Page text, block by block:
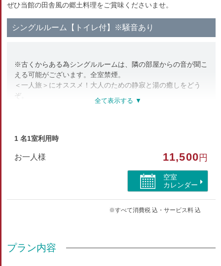
ぜひ当館の田舎風の郷土料理をご賞味くださいませ。
シングルルーム【トイレ付】※騒音あり
※古くからある為シングルルームは、隣の部屋からの音が聞こ
える可能がございます。全室禁煙。
＜一人旅＞にオススメ！大人のための静寂と湯の癒しをどう
ぞ。
■ご年配の方に好評な洋室ベッド
▽お客様へ▽
部屋特徴
1 名1室利用時
お一人様 11,500 円
空室
カレンダー
※すべて消費税 込・サービス料 込
プラン内容